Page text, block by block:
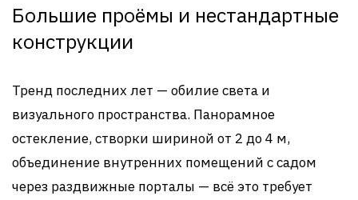
Большие проёмы и нестандартные
конструкции
Тренд последних лет — обилие света и
визуального пространства. Панорамное
остекление, створки шириной от 2 до 4 м,
объединение внутренних помещений с садом
через раздвижные порталы — всё это требует